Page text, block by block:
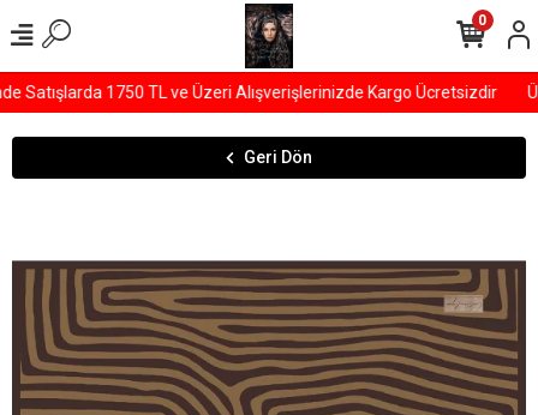
1750 TL ve Üzeri Alışverişlerinizde Kargo Ücretsizdir
0
Geri Dön